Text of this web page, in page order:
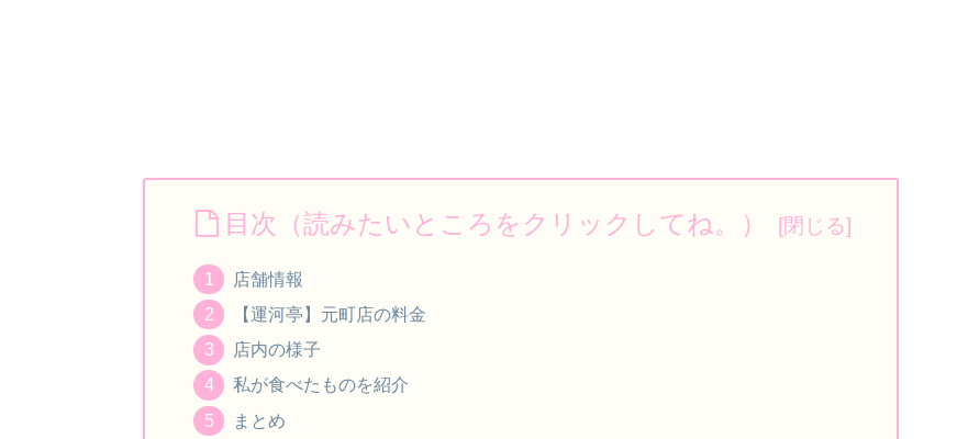
目次（読みたいところをクリックしてね。）
店舗情報
【運河亭】元町店の料金
店内の様子
私が食べたものを紹介
まとめ